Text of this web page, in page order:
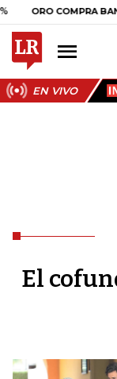
COMPRA BANCO DE
EN VIVO
El